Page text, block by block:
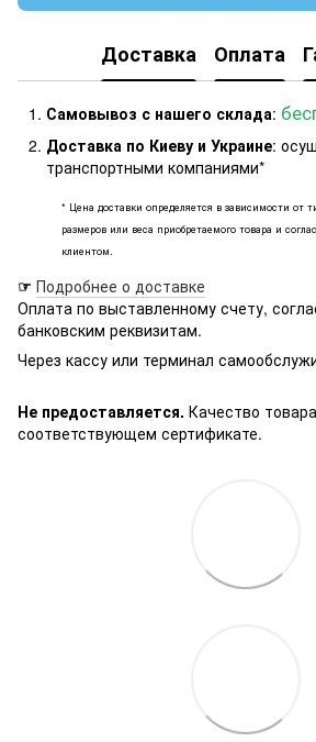
Доставка Оплата
Самовывоз с нашего склада:
Доставка по Киеву и Украине:
транспортными компаниями*
* Цена доставки определяется в зависимости от
размеров или веса приобретаемого товара и
клиентом.
☞ Подробнее о доставке
Оплата по выставленному счету,
банковским реквизитам.
Через кассу или терминал
Не предоставляется. Качество
соответствующем сертификате.